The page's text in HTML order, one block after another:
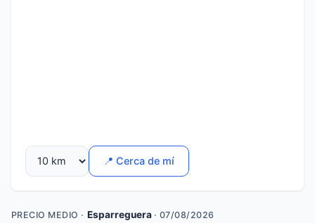
📍 Cerca de mí
PRECIO MEDIO · Esparreguera · 07/08/2026